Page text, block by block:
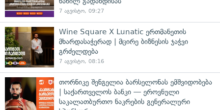
7 აგვისტო, 09:27
Wine Square X Lunatic ერთმანეთის
მხარდასაჭერად | მცირე ბიზნესის ჯაჭვი
გრძელდება
7 აგვისტო, 08:16
თორნიკე შენგელია ბარსელონას ემშვიდობება
| საქართველოს ბანკი — ეროვნული
საკალათბურთო ნაკრების გენერალური